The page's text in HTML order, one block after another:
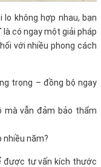
không hợp nhau, bạn
là có ngay một giải pháp
với nhiều phong cách
trọng – đồng bộ ngay
vẫn đảm bảo thẩm
nhiều năm?
được tư vấn kích thước